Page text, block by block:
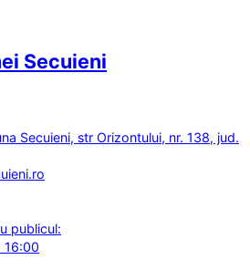
Secuieni
Secuieni, str Orizontului, nr. 138, jud.
publicul:
16:00